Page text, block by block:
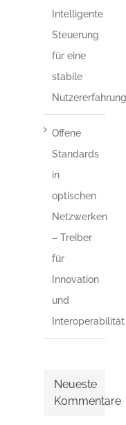
Intelligente
Steuerung
für eine
stabile
Nutzererfahrung
Offene
Standards
in
optischen
Netzwerken
– Treiber
für
Innovation
und
Interoperabilität
Neueste
Kommentare